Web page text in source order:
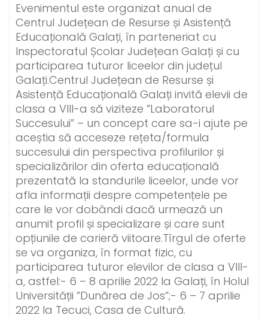
Evenimentul este organizat anual de
Centrul Județean de Resurse și Asistență
Educațională Galați, în parteneriat cu
Inspectoratul Școlar Județean Galați și cu
participarea tuturor liceelor din județul
Galați.Centrul Județean de Resurse și
Asistență Educațională Galați invită elevii de
clasa a VIII-a să viziteze ”Laboratorul
Succesului” – un concept care sa-i ajute pe
aceștia să acceseze rețeta/formula
succesului din perspectiva profilurilor și
specializărilor din oferta educațională
prezentată la standurile liceelor, unde vor
afla informații despre competențele pe
care le vor dobândi dacă urmează un
anumit profil și specializare și care sunt
opțiunile de carieră viitoare.Tîrgul de oferte
se va organiza, în format fizic, cu
participarea tuturor elevilor de clasa a VIII-
a, astfel:- 6 – 8 aprilie 2022 la Galați, în Holul
Universității ”Dunărea de Jos”;- 6 – 7 aprilie
2022 la Tecuci, Casa de Cultură.